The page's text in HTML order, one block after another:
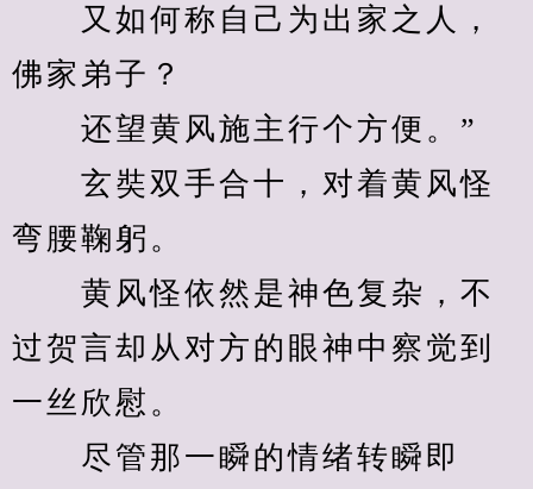
又如何称自己为出家之人，
佛家弟子？
还望黄风施主行个方便。”
玄奘双手合十，对着黄风怪
弯腰鞠躬。
黄风怪依然是神色复杂，不
过贺言却从对方的眼神中察觉到
一丝欣慰。
尽管那一瞬的情绪转瞬即